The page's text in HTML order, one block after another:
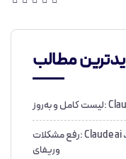
مطالب
رفع مشکل مسدودی و احراز هویت کلاود Claude ai :رفع مشکلات
وریفای